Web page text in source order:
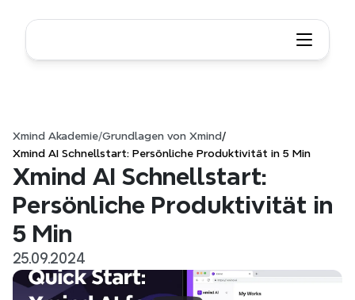
Xmind Akademie/Grundlagen von Xmind /
Xmind AI Schnellstart: Persönliche Produktivität in 5 Min
Xmind AI Schnellstart:
Persönliche Produktivität in
5 Min
25.09.2024